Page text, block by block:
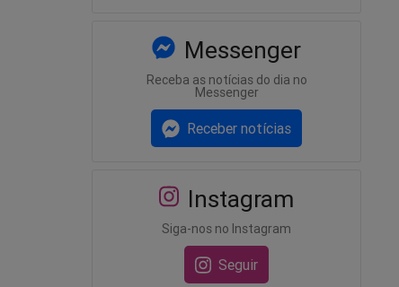
Messenger
Receba as notícias do dia no
Messenger
Receber notícias
Instagram
Siga-nos no Instagram
Seguir